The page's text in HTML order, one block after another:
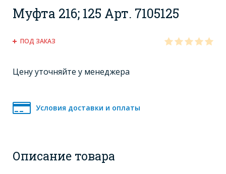
Муфта 216; 125 Арт. 7105125
ПОД ЗАКАЗ
Цену уточняйте у менеджера
Условия доставки и оплаты
Описание товара